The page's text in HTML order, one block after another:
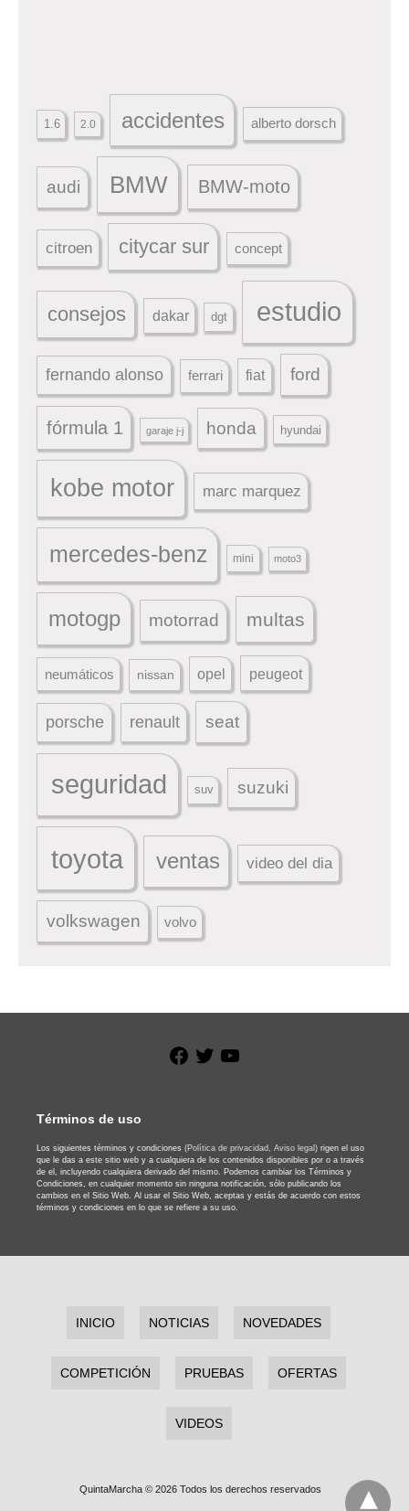
1.6 2.0 accidentes alberto dorsch
audi BMW BMW-moto
citroen citycar sur concept
consejos dakar dgt estudio
fernando alonso ferrari fiat ford
fórmula 1 garaje j-j honda hyundai
kobe motor marc marquez
mercedes-benz mini moto3
motogp motorrad multas
neumáticos nissan opel peugeot
porsche renault seat
seguridad suv suzuki
toyota ventas video del dia
volkswagen volvo
Facebook
Twitter
Términos de uso
Los siguientes términos y condiciones (Política de privacidad, Aviso legal) rigen el uso
que le das a este sitio web y a cualquiera de los contenidos disponibles por o a través
de el, incluyendo cualquiera derivado del mismo. Podemos cambiar los Términos y
Condiciones, en cualquier momento sin ninguna notificación, sólo publicando los
cambios en el Sitio Web. Al usar el Sitio Web, aceptas y estás de acuerdo con estos
términos y condiciones en lo que se refiere a su uso.
INICIO NOTICIAS NOVEDADES
COMPETICIÓN PRUEBAS OFERTAS
VIDEOS
QuintaMarcha © 2026 Todos los derechos reservados